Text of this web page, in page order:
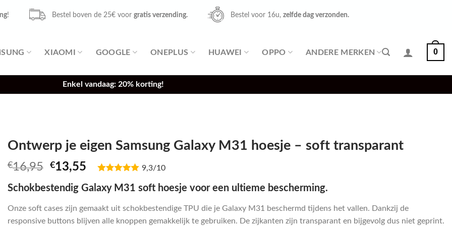
! Bestel boven de 25€ voor gratis verzending. Bestel voor 16u, zelfde dag verzonden.
XIAOMI GOOGLE ONEPLUS HUAWEI OPPO ANDERE MERKEN 0
Enkel vandaag: 20% korting!
Ontwerp je eigen Samsung Galaxy M31 hoesje – soft transparant
€16,95 Oorspronkelijke
was:
€16,95.
€13,55 Huidige
is:
€13,55.
9,3/10
Schokbestendig Galaxy M31 soft hoesje voor een ultieme bescherming.
Onze soft cases zijn gemaakt uit schokbestendige TPU die je Galaxy M31 beschermd tijdens het vallen. Dankzij de
responsive buttons blijven alle knoppen gemakkelijk te gebruiken. De zijkanten zijn transparant en bijgevolg dus niet geprint.